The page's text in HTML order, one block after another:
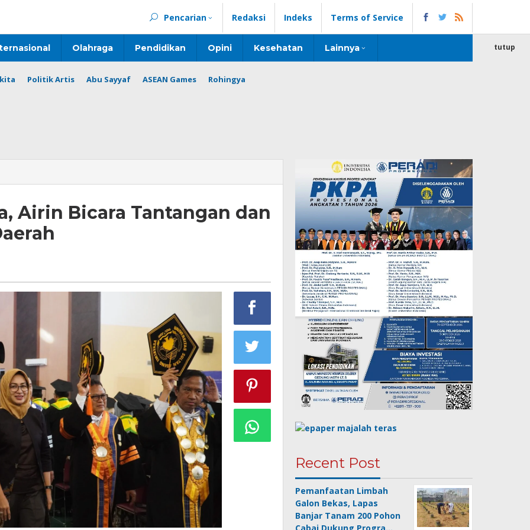
Pencarian Redaksi Indeks Terms of Service
Olahraga Pendidikan Opini Kesehatan Lainnya
Politik Artis Abu Sayyaf ASEAN Games Rohingya
tutup
Airin Bicara Tantangan dan
Recent Post
Pemanfaatan Limbah
Galon Bekas, Lapas
Banjar Tanam 200 Pohon